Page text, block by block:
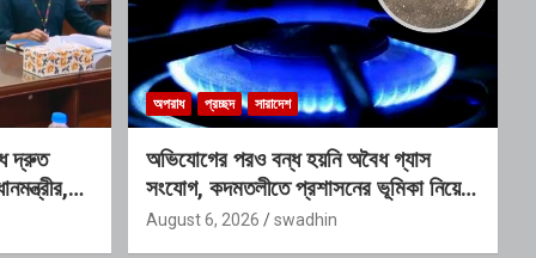
দ্রুত
অপরাধ প্রচ্ছদ সারাদেশ
অভিযোগের পরও বন্ধ হয়নি অবৈধ গ্যাস
সংযোগ, কদমতলীতে প্রশাসনের ভূমিকা নিয়ে
প্রশ্ন
August 6, 2026 swadhin